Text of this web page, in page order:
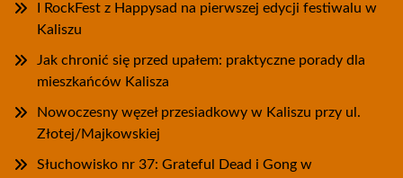
I RockFest z Happysad na pierwszej edycji festiwalu w
Kaliszu
Jak chronić się przed upałem: praktyczne porady dla
mieszkańców Kalisza
Nowoczesny węzeł przesiadkowy w Kaliszu przy ul.
Złotej/Majkowskiej
Słuchowisko nr 37: Grateful Dead i Gong w